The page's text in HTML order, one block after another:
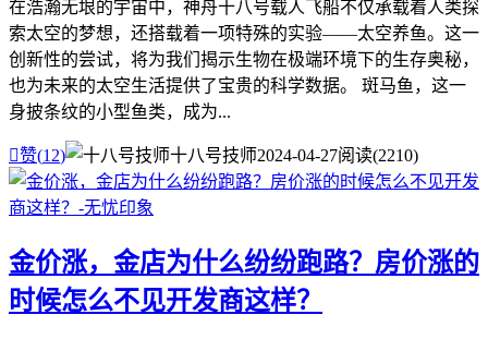
在浩瀚无垠的宇宙中，神舟十八号载人飞船不仅承载着人类探
索太空的梦想，还搭载着一项特殊的实验——太空养鱼。这一
创新性的尝试，将为我们揭示生物在极端环境下的生存奥秘，
也为未来的太空生活提供了宝贵的科学数据。 斑马鱼，这一
身披条纹的小型鱼类，成为...
赞(12) 十八号技师2024-04-27阅读(2210)
金价涨，金店为什么纷纷跑路？房价涨的
时候怎么不见开发商这样？